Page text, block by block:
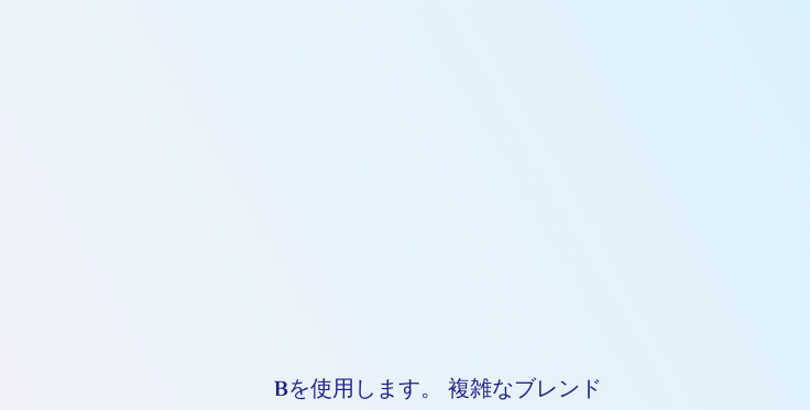
Bを使用します。 複雑なブレンド